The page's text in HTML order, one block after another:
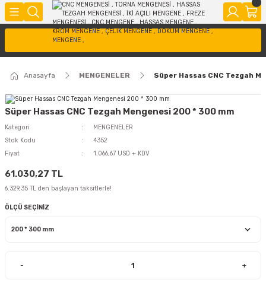
Anasayfa MENGENELER Süper Hassas CNC Tezgah
Süper Hassas CNC Tezgah Mengenesi 200 * 300 mm
Kategori
MENGENELER
Stok Kodu
4352
Fiyat
1.066,67 USD + KDV
61.030,27 TL
6.329,35 TL den başlayan taksitlerle!
ÖLÇÜ SEÇİNİZ
- +